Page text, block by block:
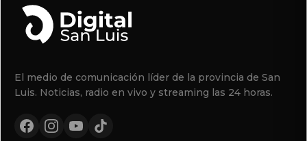
El medio de comunicación líder de la provincia de San
Luis. Noticias, radio en vivo y streaming las 24 horas.